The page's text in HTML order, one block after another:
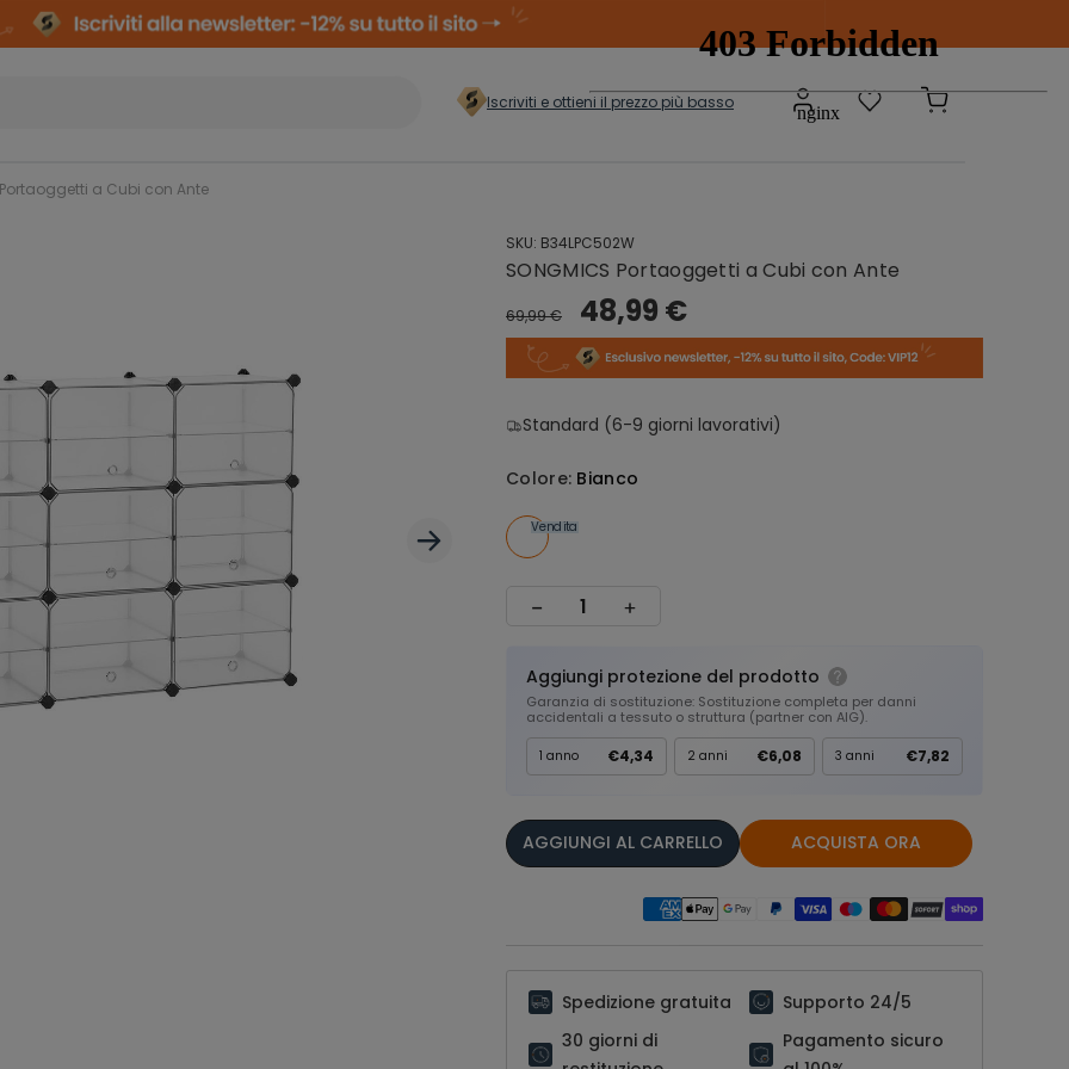
Iscriviti e ottieni il prezzo più basso
casa>
Armadi
Componibili
Scatole e
Contenitori
Lavanderia
Cassepanche Grucce
Portaoggetti a Cubi con Ante
SKU: B34LPC502W
SONGMICS Portaoggetti a Cubi con Ante
69,99 € 48,99 €
Standard (6-9 giorni lavorativi)
Colore: Bianco
Vendita
Aggiungi protezione del prodotto
Garanzia di sostituzione: Sostituzione completa per danni
accidentali a tessuto o struttura (partner con AIG).
1 anno €4,34 2 anni €6,08 3 anni €7,82
AGGIUNGI AL CARRELLO ACQUISTA ORA
Spedizione gratuita
Supporto 24/5
30 giorni di
Pagamento sicuro